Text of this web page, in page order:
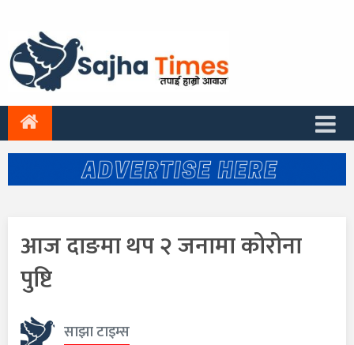
आज दाङमा थप २ जनामा कोरोना
पुष्टि
साझा टाइम्स